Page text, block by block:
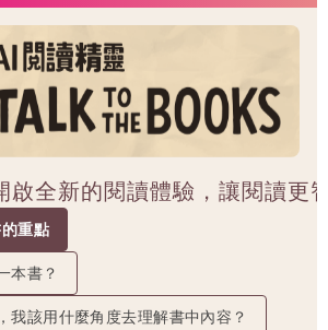
啟全新的閱讀體驗，讓閱讀更
重點
本書？
我該用什麼角度去理解書中內容？